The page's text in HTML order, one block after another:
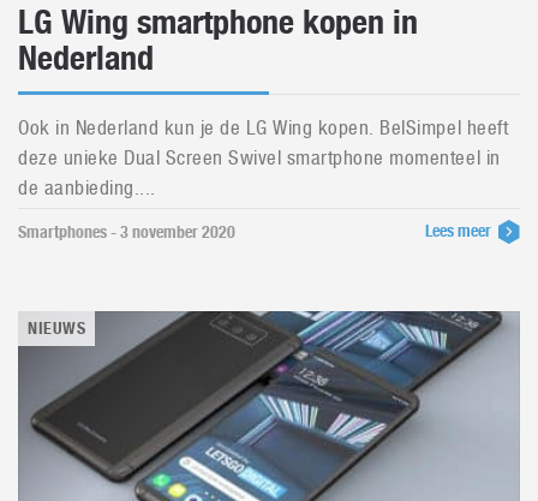
LG Wing smartphone kopen in
Nederland
Ook in Nederland kun je de LG Wing kopen. BelSimpel heeft
deze unieke Dual Screen Swivel smartphone momenteel in
de aanbieding....
Smartphones - 3 november 2020 Lees meer
NIEUWS